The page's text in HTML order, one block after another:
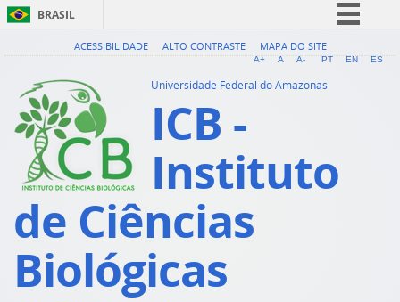
BRASIL
Simplifique!
Acesso à informação
Legislação
Canais
ACESSIBILIDADE ALTO CONTRASTE MAPA DO SITE
A+ A A- PT EN ES
Universidade Federal do Amazonas
ICB -
Instituto
de Ciências
Biológicas